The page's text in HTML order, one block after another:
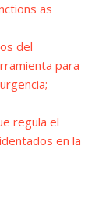
as
del
para
regula el
en la